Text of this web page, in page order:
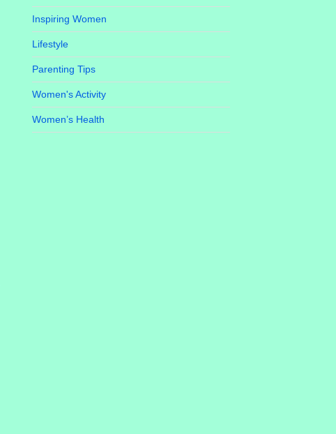
Inspiring Women
Lifestyle
Parenting Tips
Women's Activity
Women’s Health